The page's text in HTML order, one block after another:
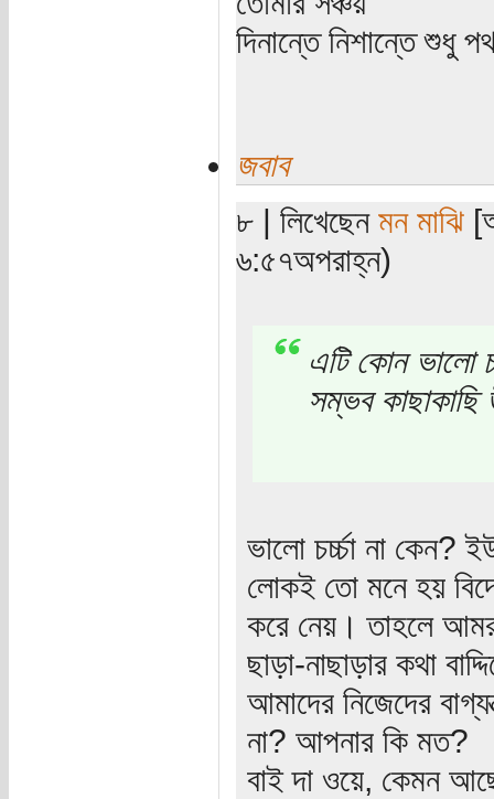
দিনান্তে নিশান্তে শুধু
জবাব
৮ | লিখেছেন মন মাঝি
৬:৫৭অপরাহ্ন)
এটি কোন ভালো
সম্ভব কাছাকাছি
ভালো চর্চ্চা না কেন?
লোকই তো মনে হয়
করে নেয়। তাহলে
ছাড়া-নাছাড়ার কথা
আমাদের নিজেদের
না? আপনার কি মত?
বাই দা ওয়ে, কেমন